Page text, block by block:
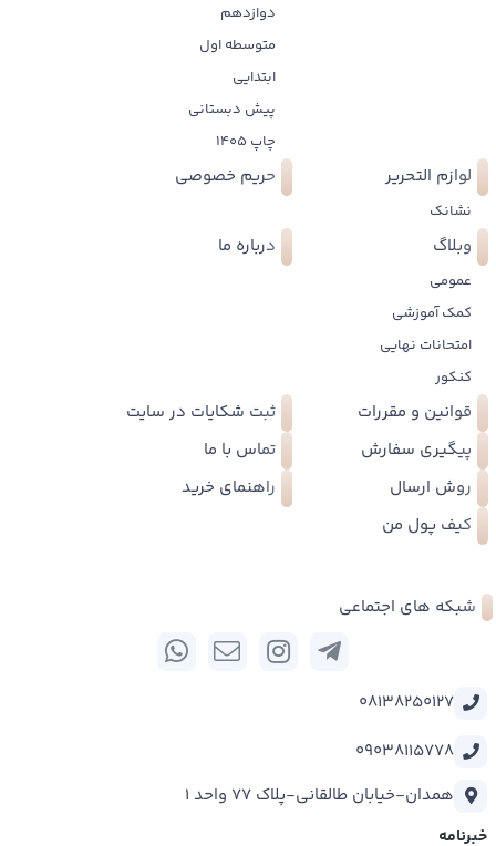
دوازدهم
متوسطه اول
ابتدایی
پیش دبستانی
چاپ 1405
لوازم التحریر
نشانک
حریم خصوصی
وبلاگ
عمومی
کمک آموزشی
امتحانات نهایی
کنکور
درباره ما
قوانین و مقررات
ثبت شکایات در سایت
پیگیری سفارش
تماس با ما
روش ارسال
راهنمای خرید
کیف پول من
شبکه های اجتماعی
08138250127
09038115778
همدان-خیابان طالقانی-پلاک 77 واحد 1
خبرنامه